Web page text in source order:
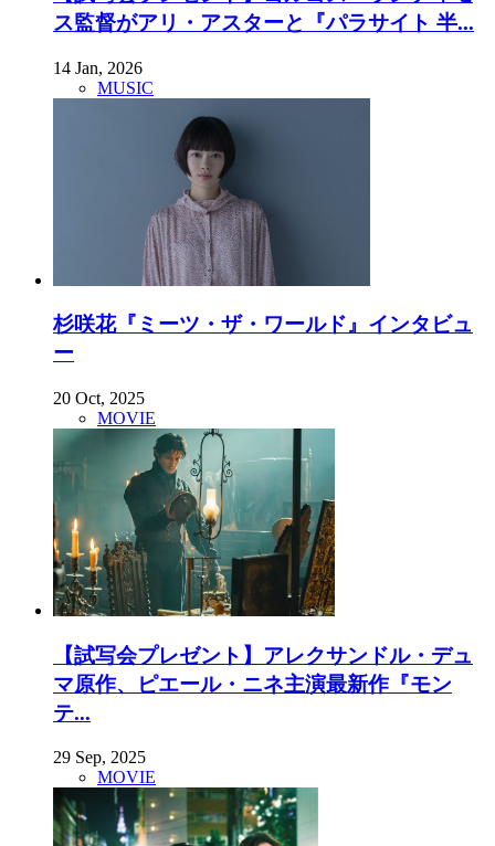
ス監督がアリ・アスターと『パラサイト 半...
14 Jan, 2026
MUSIC
杉咲花『ミーツ・ザ・ワールド』インタビュ
ー
20 Oct, 2025
MOVIE
【試写会プレゼント】アレクサンドル・デュ
マ原作、ピエール・ニネ主演最新作『モン
テ...
29 Sep, 2025
MOVIE